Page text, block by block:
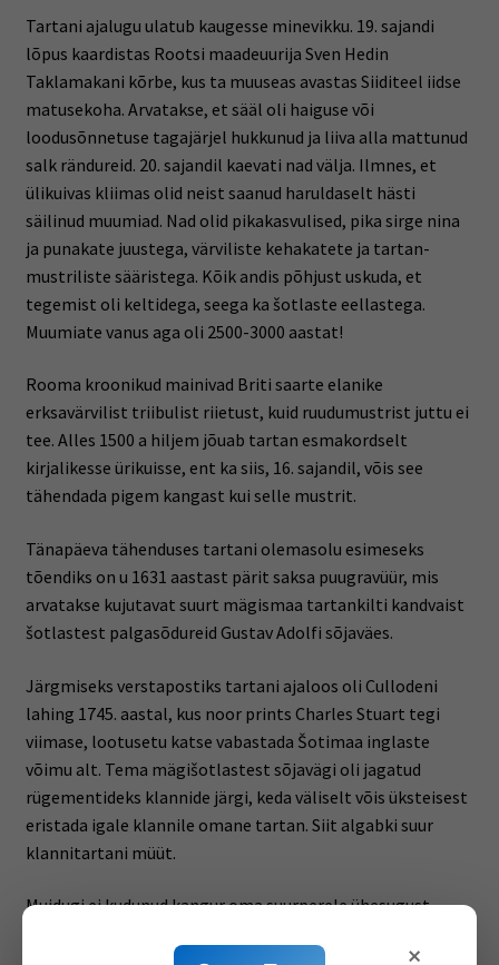
Tartani ajalugu ulatub kaugesse minevikku. 19. sajandi
lõpus kaardistas Rootsi maadeuurija Sven Hedin
Taklamakani kõrbe, kus ta muuseas avastas Siiditeel iidse
matusekoha. Arvatakse, et sääl oli haiguse või
loodusõnnetuse tagajärjel hukkunud ja liiva alla mattunud
salk rändureid. 20. sajandil kaevati nad välja. Ilmnes, et
ülikuivas kliimas olid neist saanud haruldaselt hästi
säilinud muumiad. Nad olid pikakasvulised, pika sirge nina
ja punakate juustega, värviliste kehakatete ja tartan-
mustriliste sääristega. Kõik andis põhjust uskuda, et
tegemist oli keltidega, seega ka šotlaste eellastega.
Muumiate vanus aga oli 2500-3000 aastat!
Rooma kroonikud mainivad Briti saarte elanike
erksavärvilist triibulist riietust, kuid ruudumustrist juttu ei
tee. Alles 1500 a hiljem jõuab tartan esmakordselt
kirjalikesse ürikuisse, ent ka siis, 16. sajandil, võis see
tähendada pigem kangast kui selle mustrit.
Tänapäeva tähenduses tartani olemasolu esimeseks
tõendiks on u 1631 aastast pärit saksa puugravüür, mis
arvatakse kujutavat suurt mägismaa tartankilti kandvaist
šotlastest palgasõdureid Gustav Adolfi sõjaväes.
Järgmiseks verstapostiks tartani ajaloos oli Cullodeni
lahing 1745. aastal, kus noor prints Charles Stuart tegi
viimase, lootusetu katse vabastada Šotimaa inglaste
võimu alt. Tema mägišotlastest sõjavägi oli jagatud
rügementideks klannide järgi, keda väliselt võis üksteisest
eristada igale klannile omane tartan. Siit algabki suur
klannitartani müüt.
Muidugi ei kudunud kangur oma suurperele ühesugust
×